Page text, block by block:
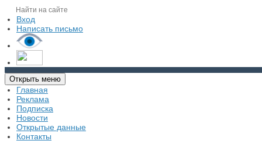
Вход
Написать письмо
Открыть меню
Главная
Реклама
Подписка
Новости
Открытые данные
Контакты